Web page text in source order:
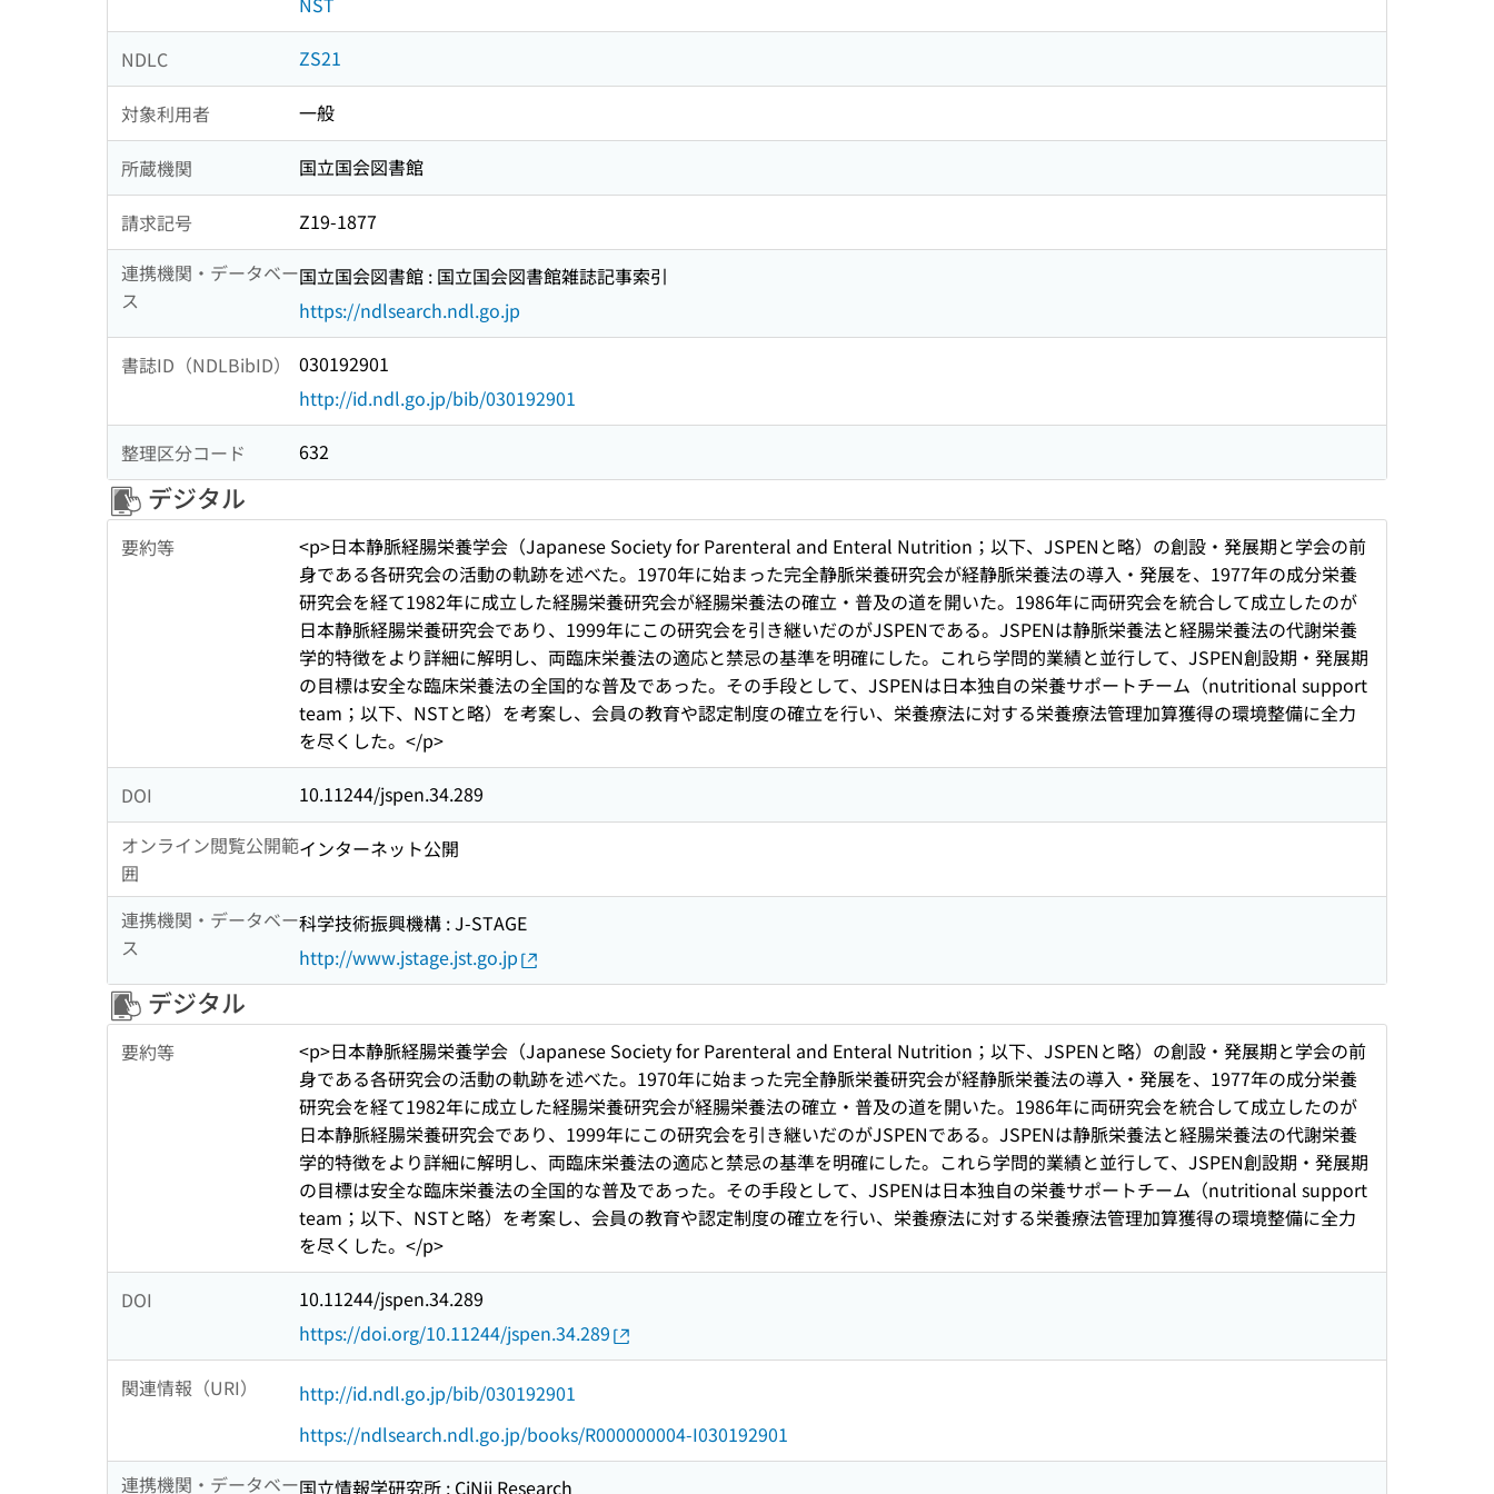
NDLC ZS21
対象利用者 一般
所蔵機関 国立国会図書館
請求記号
Z19-1877
連携機関・データベー
ス
国立国会図書館 : 国立国会図書館雑誌記事索引
https://ndlsearch.ndl.go.jp
書誌ID（NDLBibID）
030192901
http://id.ndl.go.jp/bib/030192901
整理区分コード 632
デジタル
要約等
<p>日本静脈経腸栄養学会（Japanese Society for Parenteral and Enteral Nutrition；以下、JSPENと略）の創設・発展期と学会の前
身である各研究会の活動の軌跡を述べた。1970年に始まった完全静脈栄養研究会が経静脈栄養法の導入・発展を、1977年の成分栄養
研究会を経て1982年に成立した経腸栄養研究会が経腸栄養法の確立・普及の道を開いた。1986年に両研究会を統合して成立したのが
日本静脈経腸栄養研究会であり、1999年にこの研究会を引き継いだのがJSPENである。JSPENは静脈栄養法と経腸栄養法の代謝栄養
学的特徴をより詳細に解明し、両臨床栄養法の適応と禁忌の基準を明確にした。これら学問的業績と並行して、JSPEN創設期・発展期
の目標は安全な臨床栄養法の全国的な普及であった。その手段として、JSPENは日本独自の栄養サポートチーム（nutritional support
team；以下、NSTと略）を考案し、会員の教育や認定制度の確立を行い、栄養療法に対する栄養療法管理加算獲得の環境整備に全力
を尽くした。</p>
DOI
10.11244/jspen.34.289
オンライン閲覧公開範
囲
インターネット公開
連携機関・データベー
ス
科学技術振興機構 : J-STAGE
http://www.jstage.jst.go.jp
デジタル
要約等
<p>日本静脈経腸栄養学会（Japanese Society for Parenteral and Enteral Nutrition；以下、JSPENと略）の創設・発展期と学会の前
身である各研究会の活動の軌跡を述べた。1970年に始まった完全静脈栄養研究会が経静脈栄養法の導入・発展を、1977年の成分栄養
研究会を経て1982年に成立した経腸栄養研究会が経腸栄養法の確立・普及の道を開いた。1986年に両研究会を統合して成立したのが
日本静脈経腸栄養研究会であり、1999年にこの研究会を引き継いだのがJSPENである。JSPENは静脈栄養法と経腸栄養法の代謝栄養
学的特徴をより詳細に解明し、両臨床栄養法の適応と禁忌の基準を明確にした。これら学問的業績と並行して、JSPEN創設期・発展期
の目標は安全な臨床栄養法の全国的な普及であった。その手段として、JSPENは日本独自の栄養サポートチーム（nutritional support
team；以下、NSTと略）を考案し、会員の教育や認定制度の確立を行い、栄養療法に対する栄養療法管理加算獲得の環境整備に全力
を尽くした。</p>
DOI
10.11244/jspen.34.289
https://doi.org/10.11244/jspen.34.289
関連情報（URI）
http://id.ndl.go.jp/bib/030192901
https://ndlsearch.ndl.go.jp/books/R000000004-I030192901
連携機関・データベー国立情報学研究所 : CiNii Research